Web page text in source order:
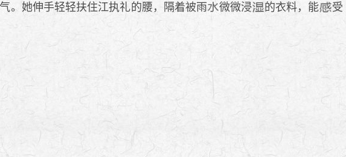
气。她伸手轻轻扶住江执礼的腰，隔着被雨 微微浸 的衣料，能
受